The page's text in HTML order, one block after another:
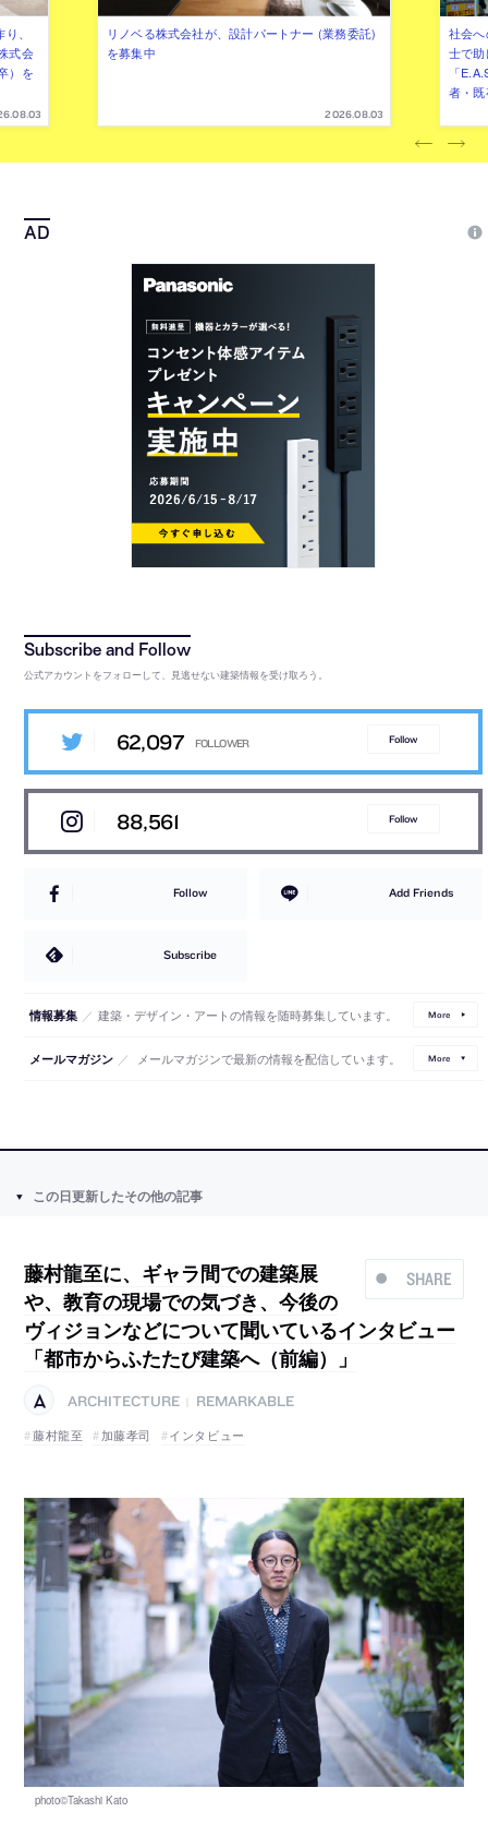
、
式会
）を
リノベる株式会社が、設計パートナー (業務委託)
を募集中
2026.08.03
社会
士で
「
者・
公式アカウントをフォローして、見逃せない建築情報を受け取ろう。
62,097 Follow
88,561 Follow
Follow Add Friends
Subscribe
情報募集 ／ 建築・デザイン・アートの情報を随時募集しています。 More
メールマガジン ／ メールマガジンで最新の情報を配信しています。 More
この日更新したその他の記事
SHARE
藤村龍至に、ギャラ間での建築展
や、教育の現場での気づき、今後の
ヴィジョンなどについて聞いているインタビュー
「都市からふたたび建築へ（前編）」
ARCHITECTURE
REMARKABLE
藤村龍至
加藤孝司 インタビュー